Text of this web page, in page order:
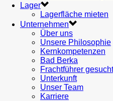
Lager
Lagerfläche mieten
Unternehmen
Über uns
Unsere Philosophie
Kernkompetenzen
Bad Berka
Frachtführer
Unterkunft
Unser Team
Karriere